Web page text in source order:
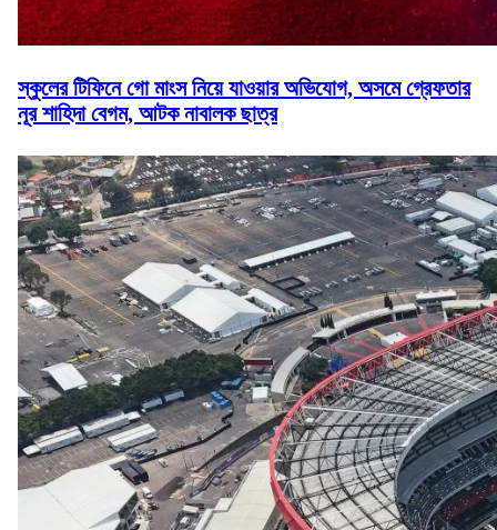
স্কুলের টিফিনে গো মাংস নিয়ে যাওয়ার অভিযোগ, অসমে গ্রেফতার
নূর শাহিদা বেগম, আটক নাবালক ছাত্র